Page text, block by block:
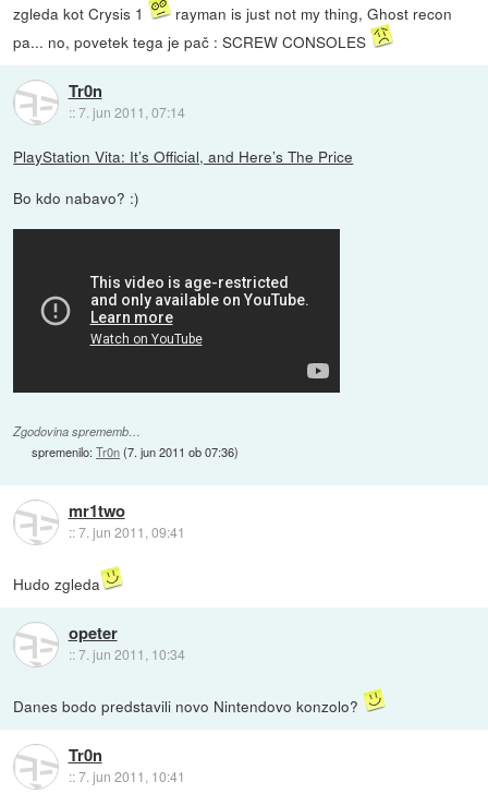
zgleda kot Crysis 1
rayman is just not my thing, Ghost recon
pa... no, povetek tega je pač : SCREW CONSOLES
Tr0n
::7. jun 2011, 07:14
PlayStation Vita: It’s Official, and Here’s The Price
Bo kdo nabavo? :)
Zgodovina sprememb…
spremenilo:Tr0n(7. jun 2011 ob 07:36)
mr1two
::7. jun 2011, 09:41
Hudo zgleda
opeter
::7. jun 2011, 10:34
Danes bodo predstavili novo Nintendovo konzolo?
Tr0n
::7. jun 2011, 10:41